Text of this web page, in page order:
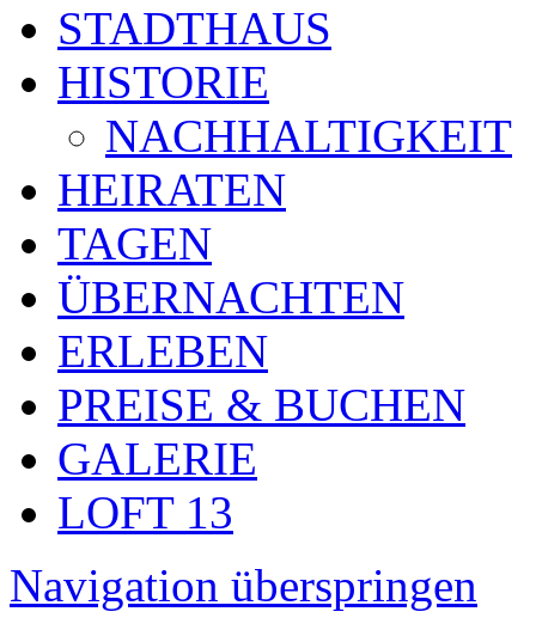
STADTHAUS
HISTORIE
NACHHALTIGKEIT
HEIRATEN
TAGEN
ÜBERNACHTEN
ERLEBEN
PREISE & BUCHEN
GALERIE
LOFT 13
Navigation überspringen